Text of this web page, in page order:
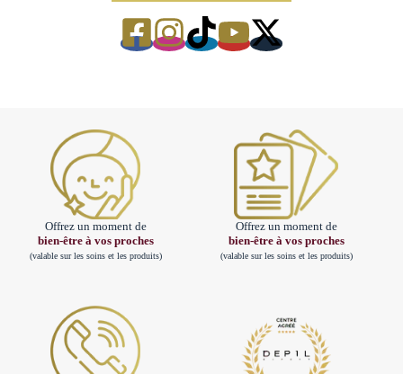
Offrez un moment de
bien-être à vos proches
(valable sur les soins et les produits)
Offrez un moment de
bien-être à vos proches
(valable sur les soins et les produits)